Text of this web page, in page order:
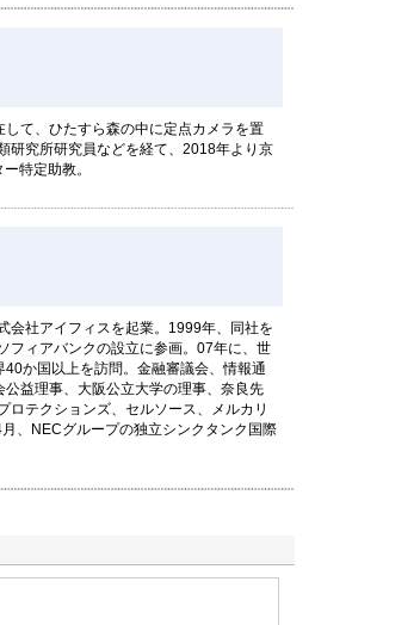
バサダー」として最新のVR技術の振興活
て、ひたすら森の中に定点カメラを置
研究所研究員などを経て、2018年より京
特定助教。
会社アイフィスを起業。1999年、同社を
フィアバンクの設立に参画。07年に、世
か国以上を訪問。金融審議会、情報通
益理事、大阪公立大学の理事、奈良先
ロテクションズ、セルソース、メルカリ
、NECグループの独立シンクタンク国際